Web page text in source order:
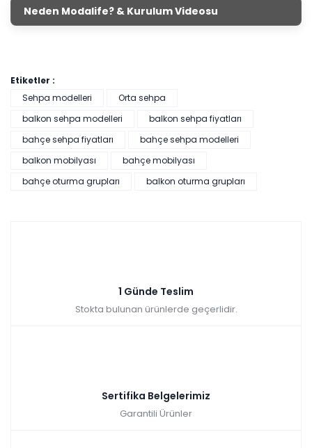
Neden Modalife? & Kurulum Videosu
Etiketler :
Sehpa modelleri
Orta sehpa
balkon sehpa modelleri
balkon sehpa fiyatları
bahçe sehpa fiyatları
bahçe sehpa modelleri
balkon mobilyası
bahçe mobilyası
bahçe oturma grupları
balkon oturma grupları
1 Günde Teslim
Stokta bulunan ürünlerde geçerlidir.
Sertifika Belgelerimiz
Garantili Ürünler